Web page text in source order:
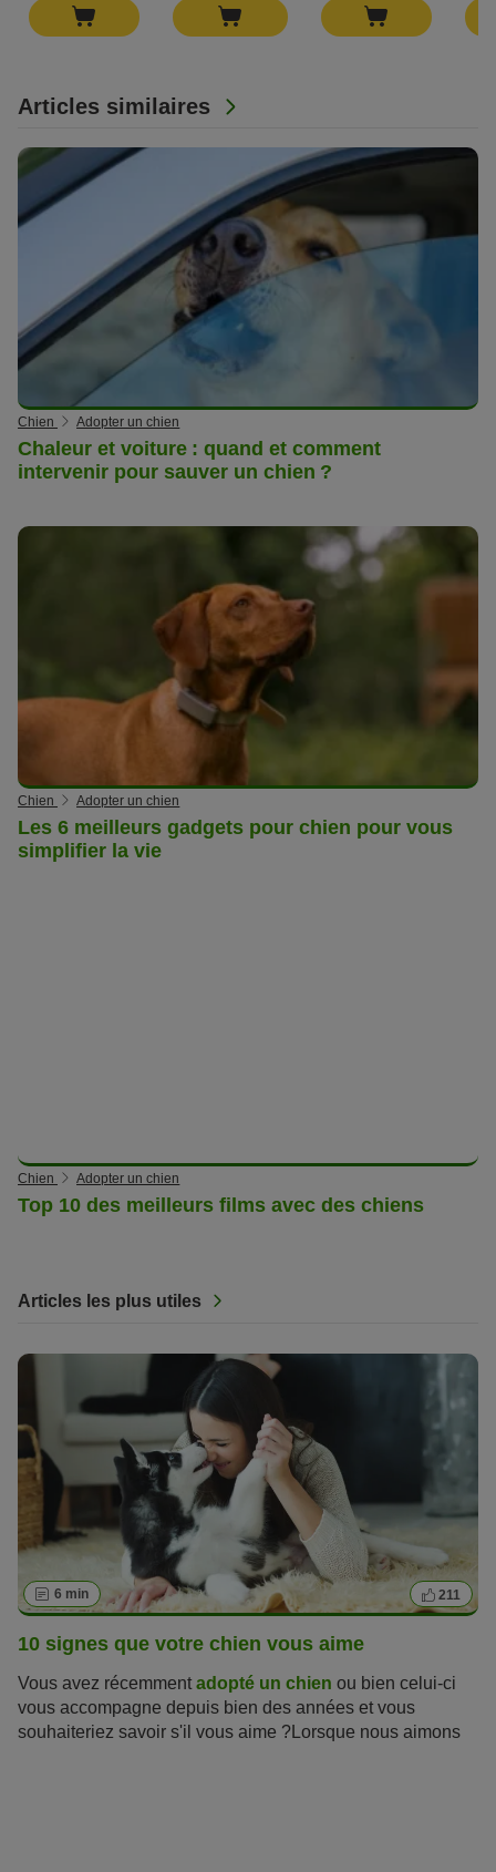
Articles similaires
Chien Adopter un chien
Chaleur et voiture : quand et comment
intervenir pour sauver un chien ?
Chien Adopter un chien
Les 6 meilleurs gadgets pour chien pour vous
simplifier la vie
Chien Adopter un chien
Top 10 des meilleurs films avec des chiens
Articles les plus utiles
6 min 211
10 signes que votre chien vous aime
Vous avez récemment adopté un chien ou bien celui-ci
vous accompagne depuis bien des années et vous
souhaiteriez savoir s'il vous aime ?Lorsque nous aimons